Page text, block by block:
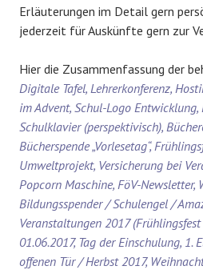
Erläuterungen im Detail gern
jederzeit für Auskünfte gern zur
Hier die Zusammenfassung der
Digitale Tafel, Lehrerkonferenz,
im Advent, Schul-Logo
Schulklavier (perspektivisch),
Bücherspende „Vorlesetag“,
Umweltprojekt, Versicherung bei
Popcorn Maschine, FöV-Newsletter,
Bildungsspender / Schulengel /
Veranstaltungen 2017
01.06.2017, Tag der Einschulung, 1.
offenen Tür / Herbst 2017,